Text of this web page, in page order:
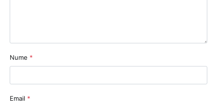
Nume *
Email *